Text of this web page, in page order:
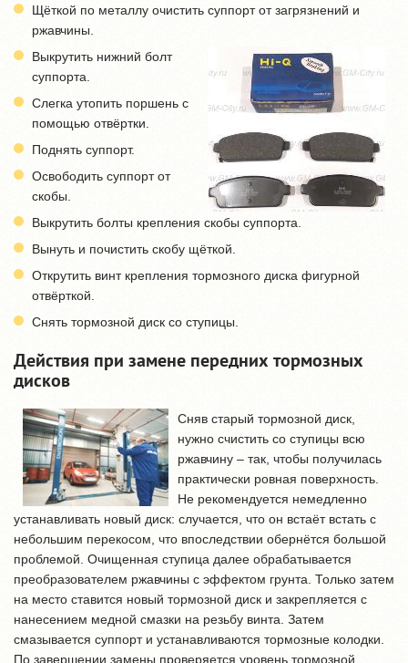
Щёткой по металлу очистить суппорт от загрязнений и
ржавчины.
Выкрутить нижний болт
суппорта.
Слегка утопить поршень с
помощью отвёртки.
Поднять суппорт.
Освободить суппорт от
скобы.
Выкрутить болты крепления скобы суппорта.
Вынуть и почистить скобу щёткой.
Открутить винт крепления тормозного диска фигурной
отвёрткой.
Снять тормозной диск со ступицы.
Действия при замене передних тормозных
дисков
Сняв старый тормозной диск,
нужно счистить со ступицы всю
ржавчину – так, чтобы получилась
практически ровная поверхность.
Не рекомендуется немедленно
устанавливать новый диск: случается, что он встаёт встать с
небольшим перекосом, что впоследствии обернётся большой
проблемой. Очищенная ступица далее обрабатывается
преобразователем ржавчины с эффектом грунта. Только затем
на место ставится новый тормозной диск и закрепляется с
нанесением медной смазки на резьбу винта. Затем
смазывается суппорт и устанавливаются тормозные колодки.
По завершении замены проверяется уровень тормозной